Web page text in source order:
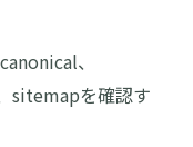
、
sitemapを確認す